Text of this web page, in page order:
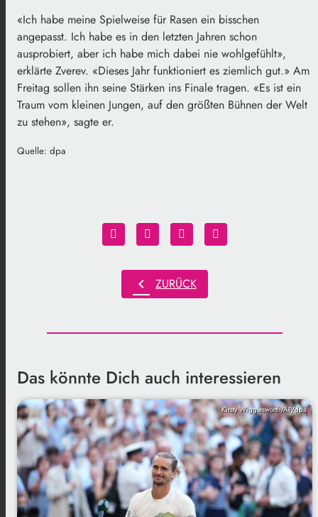
«Ich habe meine Spielweise für Rasen ein bisschen
angepasst. Ich habe es in den letzten Jahren schon
ausprobiert, aber ich habe mich dabei nie wohlgefühlt»,
erklärte Zverev. «Dieses Jahr funktioniert es ziemlich gut.» Am
Freitag sollen ihn seine Stärken ins Finale tragen. «Es ist ein
Traum vom kleinen Jungen, auf den größten Bühnen der Welt
zu stehen», sagte er.
Quelle: dpa
chevron_left ZURÜCK
Das könnte Dich auch interessieren
Kirsty Wigglesworth/AP/dpa